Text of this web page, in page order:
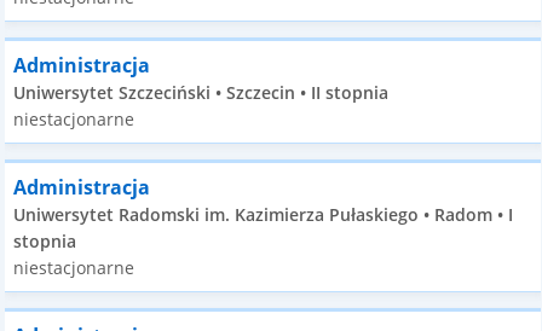
Administracja
Uniwersytet Szczeciński • Szczecin • II stopnia
niestacjonarne
Administracja
Uniwersytet Radomski im. Kazimierza Pułaskiego • Radom • I
stopnia
niestacjonarne